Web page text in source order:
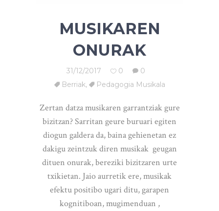
MUSIKAREN
ONURAK
31/12/2017 0
0
Berriak, Pedagogia Musikala
Zertan datza musikaren garrantziak gure
bizitzan? Sarritan geure buruari egiten
diogun galdera da, baina gehienetan ez
dakigu zeintzuk diren musikak geugan
dituen onurak, bereziki bizitzaren urte
txikietan. Jaio aurretik ere, musikak
efektu positibo ugari ditu, garapen
kognitiboan, mugimenduan ,